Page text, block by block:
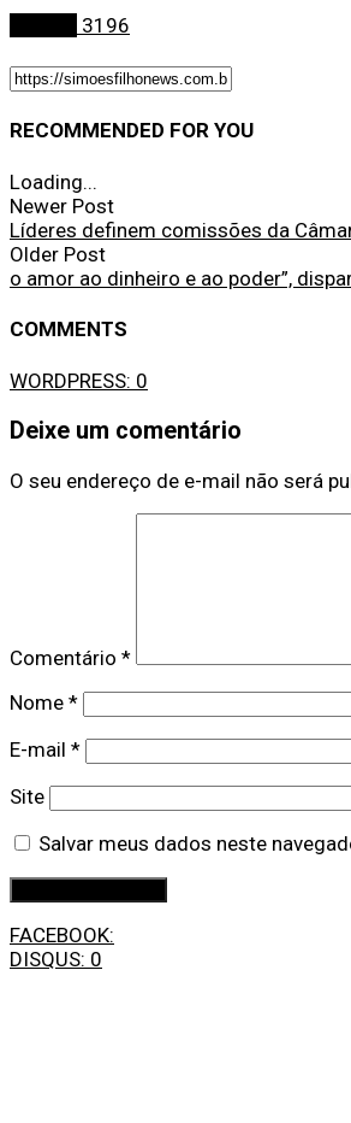
3196
RECOMMENDED FOR YOU
Loading...
Newer Post
Líderes definem comissões da
Older Post
o amor ao dinheiro e ao poder”,
COMMENTS
WORDPRESS: 0
Deixe um comentário
O seu endereço de e-mail não será
Comentário *
Nome *
E-mail *
Site
Salvar meus dados neste
FACEBOOK:
DISQUS: 0